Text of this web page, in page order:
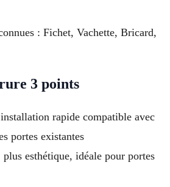
: Fichet, Vachette, Bricard,
3 points
rapide compatible avec
portes existantes
esthétique, idéale pour portes